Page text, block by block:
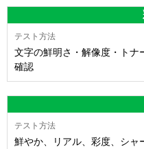
文字の鮮明さ・解像度・トナ
確認
鮮やか、リアル、彩度、シャ